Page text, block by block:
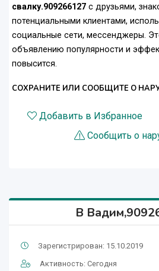
свалку.909266127 с друзьями,
потенциальными клиентами,
социальные сети, мессенджеры.
объявлению популярности и
повысится.
СОХРАНИТЕ ИЛИ СООБЩИТЕ О
Добавить в Избранное
Сообщить о
В
Зарегистрирован: 15.10.2019
Активность: Сегодня